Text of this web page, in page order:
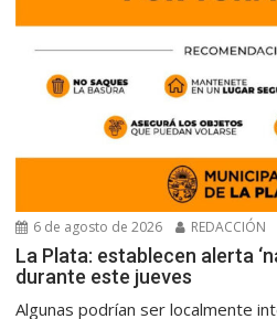
6 de agosto de 2026 REDACCIÓN
La Plata: establecen alerta
durante este jueves
Algunas podrían ser localmente